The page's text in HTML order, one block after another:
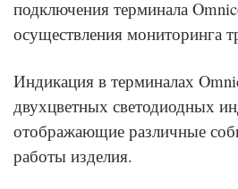
подключения терминала
осуществления мониторинга
Индикация в терминалах
двухцветных светодиодных
отображающие различные
работы изделия.